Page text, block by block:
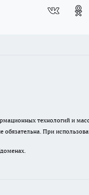
технологий и
При